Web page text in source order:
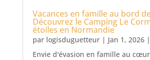
Vacances en famille au bord
Découvrez le Camping Le
étoiles en Normandie
par logisduguetteur| Jan 1, 2026|
Envie d'évasion en famille au